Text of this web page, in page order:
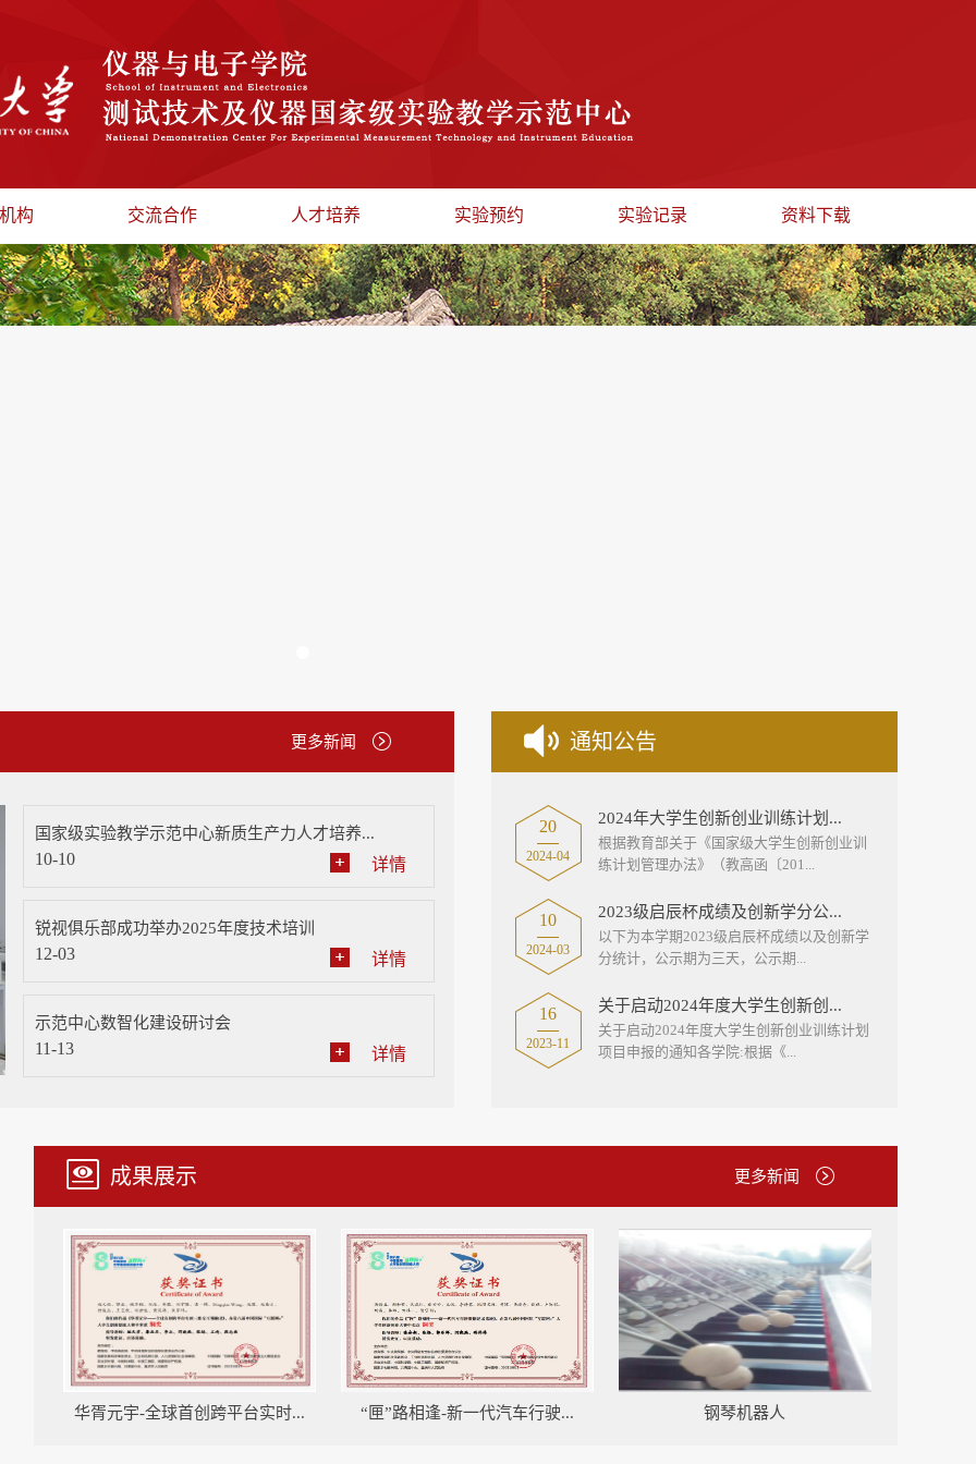
构 交流合作 人才培养 实验预约 实验记录 资料下载
更多新闻
国家级实验教学示范中心新质生产力人才培养...
10-10 详情
锐视俱乐部成功举办2025年度技术培训
12-03 详情
示范中心数智化建设研讨会
11-13 详情
通知公告
20
2024-04
2024年大学生创新创业训练计划...
根据教育部关于《国家级大学生创新创业训
练计划管理办法》（教高函〔201...
10
2024-03
2023级启辰杯成绩及创新学分公...
以下为本学期2023级启辰杯成绩以及创新学
分统计，公示期为三天，公示期...
16
2023-11
关于启动2024年度大学生创新创...
​关于启动2024年度大学生创新创业训练计划
项目申报的通知各学院:根据《...
成果展示 更多新闻
华胥元宇-全球首创跨平台实时... “匣”路相逢-新一代汽车行驶... 钢琴机器人